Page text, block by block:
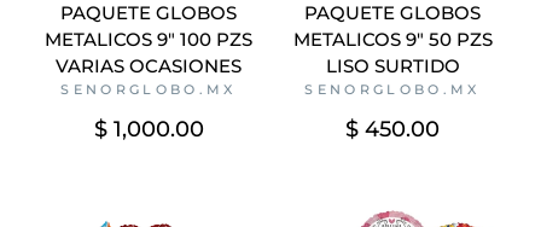
PAQUETE GLOBOS
METALICOS 9" 100 PZS
VARIAS OCASIONES
SENORGLOBO.MX
$ 1,000.00
PAQUETE GLOBOS
METALICOS 9" 50 PZS
LISO SURTIDO
SENORGLOBO.MX
$ 450.00